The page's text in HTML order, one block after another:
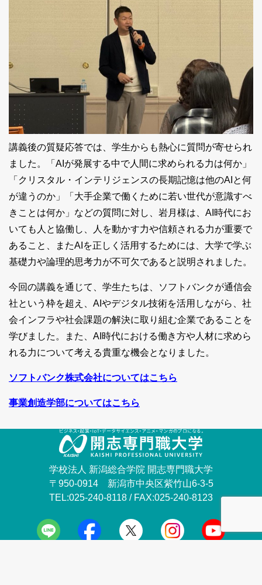
講義後の質疑応答では、学生からも熱心に質問が寄せられ
ました。「AIが発展する中で人間に求められる力は何か」
「クリスタル・インテリジェンスの長期記憶は他のAIと何
が違うのか」「大手企業で働くために若い世代が意識すべ
きことは何か」などの質問に対し、岩月様は、AI時代にお
いても人と協働し、人を動かす力や信頼される力が重要で
あること、またAIを正しく活用するためには、大学で学ぶ
基礎力や論理的思考力が不可欠であると説明されました。
今回の講義を通じて、学生たちは、ソフトバンクが通信会
社という枠を超え、AIやデジタル技術を活用しながら、社
会インフラや社会課題の解決に取り組む企業であることを
学びました。また、AI時代における働き方や人材に求めら
れる力について考える貴重な機会となりました。
ソフトバンク株式会社についてはこちら
事業創造学部についてはこちら
学校法人 新潟総合学院 開志専門職大学
〒950-0914 新潟市中央区紫竹山6-3-5
TEL:025-240-8118 / FAX:025-240-8123